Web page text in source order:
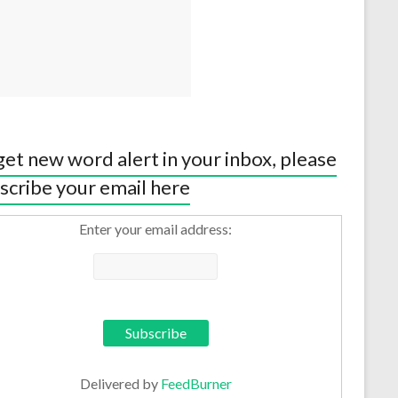
new word alert in your inbox, please
your email here
Enter your email address:
Delivered by FeedBurner